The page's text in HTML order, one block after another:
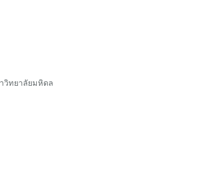
วิทยาลัยมหิดล